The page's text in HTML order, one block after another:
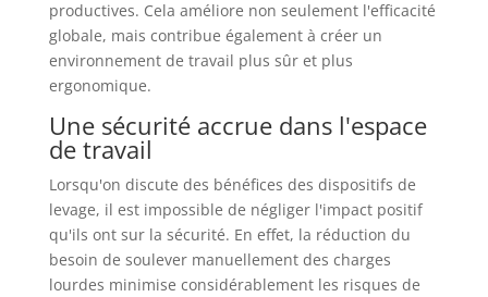
productives. Cela améliore non seulement l'efficacité
globale, mais contribue également à créer un
environnement de travail plus sûr et plus
ergonomique.
Une sécurité accrue dans l'espace
de travail
Lorsqu'on discute des bénéfices des dispositifs de
levage, il est impossible de négliger l'impact positif
qu'ils ont sur la sécurité. En effet, la réduction du
besoin de soulever manuellement des charges
lourdes minimise considérablement les risques de